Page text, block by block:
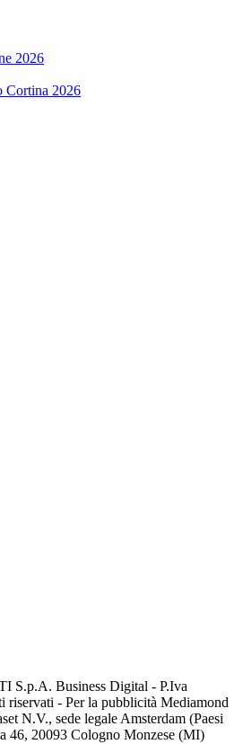
2026
Cortina 2026
S.p.A. Business Digital - P.Iva
riservati - Per la pubblicità Mediamond
N.V., sede legale Amsterdam (Paesi
46, 20093 Cologno Monzese (MI)